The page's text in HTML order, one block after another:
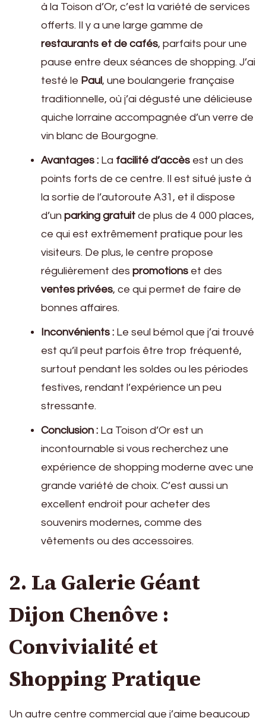
à la Toison d’Or, c’est la variété de services
offerts. Il y a une large gamme de
restaurants et de cafés, parfaits pour une
pause entre deux séances de shopping. J’ai
testé le Paul, une boulangerie française
traditionnelle, où j’ai dégusté une délicieuse
quiche lorraine accompagnée d’un verre de
vin blanc de Bourgogne.
Avantages : La facilité d’accès est un des
points forts de ce centre. Il est situé juste à
la sortie de l’autoroute A31, et il dispose
d’un parking gratuit de plus de 4 000 places,
ce qui est extrêmement pratique pour les
visiteurs. De plus, le centre propose
régulièrement des promotions et des
ventes privées, ce qui permet de faire de
bonnes affaires.
Inconvénients : Le seul bémol que j’ai trouvé
est qu’il peut parfois être trop fréquenté,
surtout pendant les soldes ou les périodes
festives, rendant l’expérience un peu
stressante.
Conclusion : La Toison d’Or est un
incontournable si vous recherchez une
expérience de shopping moderne avec une
grande variété de choix. C’est aussi un
excellent endroit pour acheter des
souvenirs modernes, comme des
vêtements ou des accessoires.
2. La Galerie Géant
Dijon Chenôve :
Convivialité et
Shopping Pratique
Un autre centre commercial que j’aime beaucoup